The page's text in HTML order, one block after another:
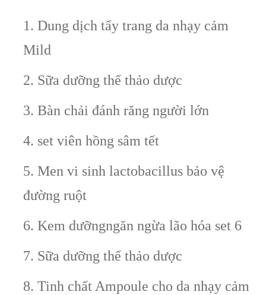
1. Dung dịch tẩy trang da nhạy cảm
Mild
2. Sữa dưỡng thể thảo dược
3. Bàn chải đánh răng người lớn
4. set viên hồng sâm tết
5. Men vi sinh lactobacillus bảo vệ
đường ruột
6. Kem dưỡngngăn ngừa lão hóa set 6
7. Sữa dưỡng thể thảo dược
8. Tinh chất Ampoule cho da nhạy cảm